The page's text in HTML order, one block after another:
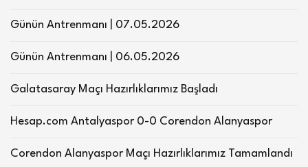
Günün Antrenmanı | 07.05.2026
Günün Antrenmanı | 06.05.2026
Galatasaray Maçı Hazırlıklarımız Başladı
Hesap.com Antalyaspor 0-0 Corendon Alanyaspor
Corendon Alanyaspor Maçı Hazırlıklarımız Tamamlandı